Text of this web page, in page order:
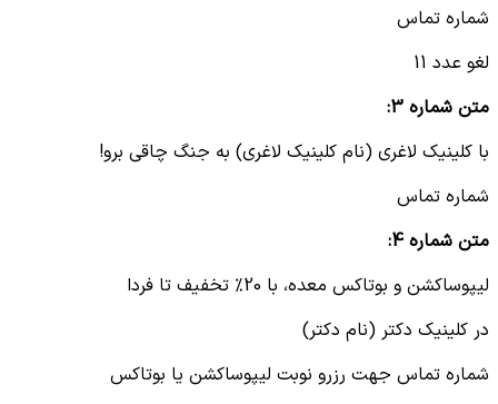
شماره تماس
لغو عدد 11
متن شماره 3:
با کلینیک لاغری (نام کلینیک لاغری) به جنگ چاقی برو!
شماره تماس
متن شماره 4:
لیپوساکشن و بوتاکس معده، با 20% تخفیف تا فردا
در کلینیک دکتر (نام دکتر)
شماره تماس جهت رزرو نوبت لیپوساکشن یا بوتاکس